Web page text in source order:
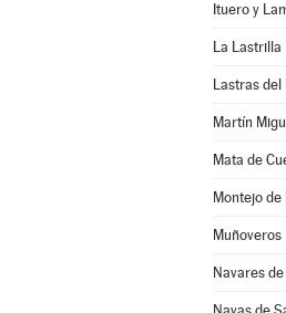
Ituero y
La Lastrilla
Lastras del
Martín
Mata de
Muñoveros
Navares